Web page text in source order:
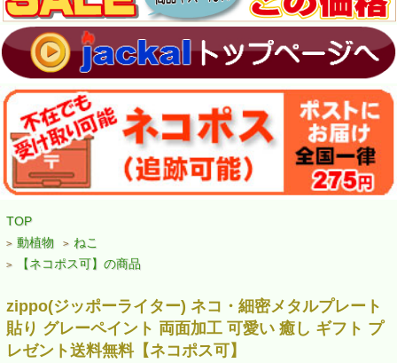
TOP
> 動植物 > ねこ
> 【ネコポス可】の商品
zippo(ジッポーライター) ネコ・細密メタルプレート
貼り グレーペイント 両面加工 可愛い 癒し ギフト プ
レゼント送料無料【ネコポス可】